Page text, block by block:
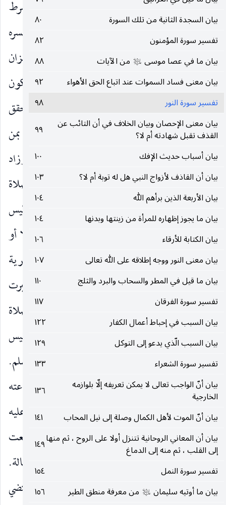
بيان السجدة الثانية من تلك السورة
٨٠
تفسير سورة المؤمنون
٨٢
بيان ما في عصا موسى عليه‌السلام من الآيات
٨٨
بيان معنى فساد السموات عند اتباع الحق الأهواء
٩٢
تفسير سورة النور
٩٨
بيان معنى الإحصان وبيان الخلاف في أن التائب عن
القذف تقبل شهادته أم لا؟
٩٩
بيان أسباب حديث الإفك
١٠٠
بيان أن القاذف لأزواج النبي هل له توبة أم لا؟
١٠٣
بيان الأربعة الذين برأهم الله
١٠٤
بيان ما يجوز إظهاره للمرأة من زينتها وبدنها
١٠٤
بيان الكتابة للأرقاء
١٠٦
بيان معنى النور ووجه إطلاقه على الله تعالى
١٠٧
بيان ما قيل في المطر والسحاب والبرد والثلج
١١٠
تفسير سورة الفرقان
١١٧
بيان السبب في إحباط أعمال الكفار
١٢٢
بيان السبب الّذي يدعو إلى التوكل
١٢٩
تفسير سورة الشعراء
١٣٣
بيان أنّ الواجب تعالى لا يمكن تعريفه إلّا بلوازمه
الخارجية
١٣٦
بيان أنّ الموت لأهل الكمال وصلة إلى نيل المحاب
١٤١
بيان أن المعاني الروحانية تتنزل أولا على الروح ، ثم منها
إلى القلب ، ثم منه إلى الدماغ
١٤٩
تفسير سورة النمل
١٥٤
بيان ما أوتيه سليمان عليه‌السلام من معرفة منطق الطير
١٥٦
كُلَّ واحِدٍ مِنْهُما مِائَةَ جَلْدَةٍ
والفاء لتضمنها معنى الشرط
إذ اللام بمعنى الّذي ، وقرئ بالنصب على إضمار فعل يفسره
الظاهر وهو أحسن من نصب سورة لأجل الأمر والزان
بلا ياء ، وإنما قدم(الزَّانِيَةُ)لأن الزنا في الأغلب يكون
بتعرضها للرجل وعرض نفسها عليه ولأن مفسدته تتحقق
بالإضافة إليها ، والجلد ضرب الجلد وهو حكم يخص بمن
ليس بمحصن لما دل على أن حد المحصن هو الرجم ، وزاد
الشافعي عليه تغريب الحر سنة لقوله عليه الصلاة
والسلام «البكر بالبكر جلد مائة وتغريب عام» ، وليس
في الآية ما يدفعه لينسخ أحدهما الآخر نسخا مقبولا أو
مردودا ، وله في العبد ثلاثة أقوال. والإحصان : بالحرية
والبلوغ والعقل والإصابة في نكاح صحيح ، واعتبرت
الحنفية الإسلام أيضا وهو مردود برجمه عليه الصلاة
والسلام يهوديين ، ولا يعارضه «من أشرك بالله فليس
بمحصن» إذ المراد بالمحصن الّذي يقتص له من المسلم.
(وَلا تَأْخُذْكُمْ بِهِما رَأْفَةٌ)رحمة.(فِي دِينِ اللهِ )في طاعته
وإقامة حده فتعطلوه أو تسامحوا فيه ، ولذلك قال عليه
الصلاة والسلام «لو سرقت فاطمة بنت محمّد لقطعت
يدها». وقرأ ابن كثير بفتح الهمزة وقرئت بالمد على فعالة.
(إِنْ كُنْتُمْ تُؤْمِنُونَ بِاللهِ وَالْيَوْمِ الْآخِرِ)فإن الإيمان يقتضي